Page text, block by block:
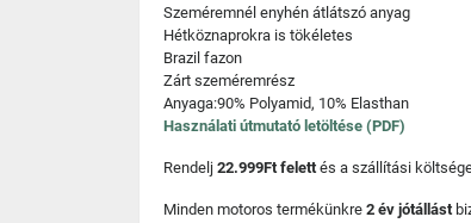
Szeméremnél enyhén átlátszó anyag
Hétköznaprokra is tökéletes
Brazil fazon
Zárt szeméremrész
Anyaga:90% Polyamid, 10% Elasthan
Használati útmutató letöltése (PDF)
Rendelj 22.999Ft felettés a szállítási
Minden motoros termékünkre 2 év jótállást